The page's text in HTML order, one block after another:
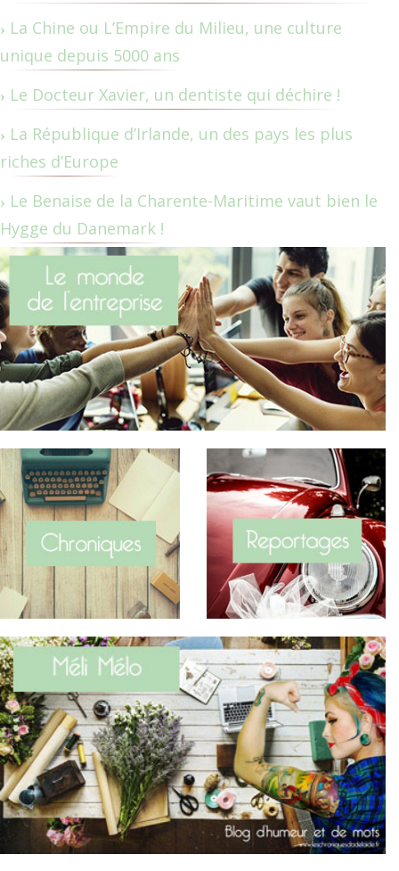
La Chine ou L’Empire du Milieu, une culture
unique depuis 5000 ans
Le Docteur Xavier, un dentiste qui déchire !
La République d’Irlande, un des pays les plus
riches d’Europe
Le Benaise de la Charente-Maritime vaut bien le
Hygge du Danemark !